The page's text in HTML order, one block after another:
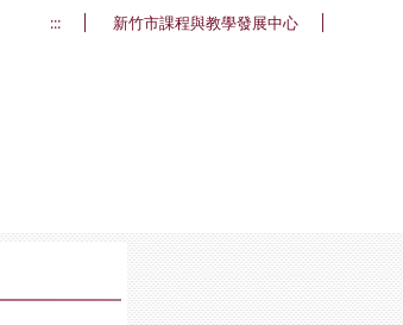
::: 新竹市課程與教學發展中心